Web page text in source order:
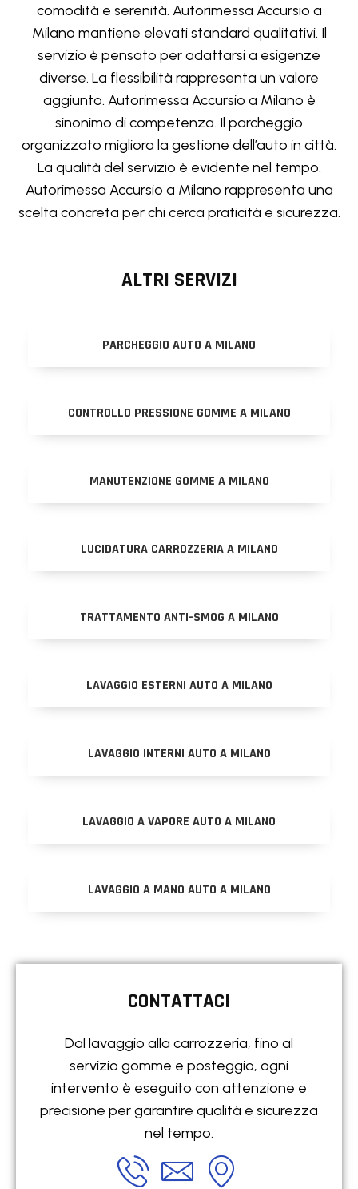
comodità e serenità. Autorimessa Accursio a
Milano mantiene elevati standard qualitativi. Il
servizio è pensato per adattarsi a esigenze
diverse. La flessibilità rappresenta un valore
aggiunto. Autorimessa Accursio a Milano è
sinonimo di competenza. Il parcheggio
organizzato migliora la gestione dell’auto in città.
La qualità del servizio è evidente nel tempo.
Autorimessa Accursio a Milano rappresenta una
scelta concreta per chi cerca praticità e sicurezza.
ALTRI SERVIZI
PARCHEGGIO AUTO A MILANO
CONTROLLO PRESSIONE GOMME A MILANO
MANUTENZIONE GOMME A MILANO
LUCIDATURA CARROZZERIA A MILANO
TRATTAMENTO ANTI-SMOG A MILANO
LAVAGGIO ESTERNI AUTO A MILANO
LAVAGGIO INTERNI AUTO A MILANO
LAVAGGIO A VAPORE AUTO A MILANO
LAVAGGIO A MANO AUTO A MILANO
CONTATTACI
Dal lavaggio alla carrozzeria, fino al
servizio gomme e posteggio, ogni
intervento è eseguito con attenzione e
precisione per garantire qualità e sicurezza
nel tempo.